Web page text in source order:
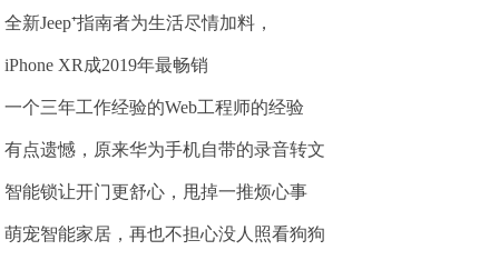
全新Jeep⁺指南者为生活尽情加料，
iPhone XR成2019年最畅销
一个三年工作经验的Web工程师的经验
有点遗憾，原来华为手机自带的录音转文
智能锁让开门更舒心，甩掉一推烦心事
萌宠智能家居，再也不担心没人照看狗狗